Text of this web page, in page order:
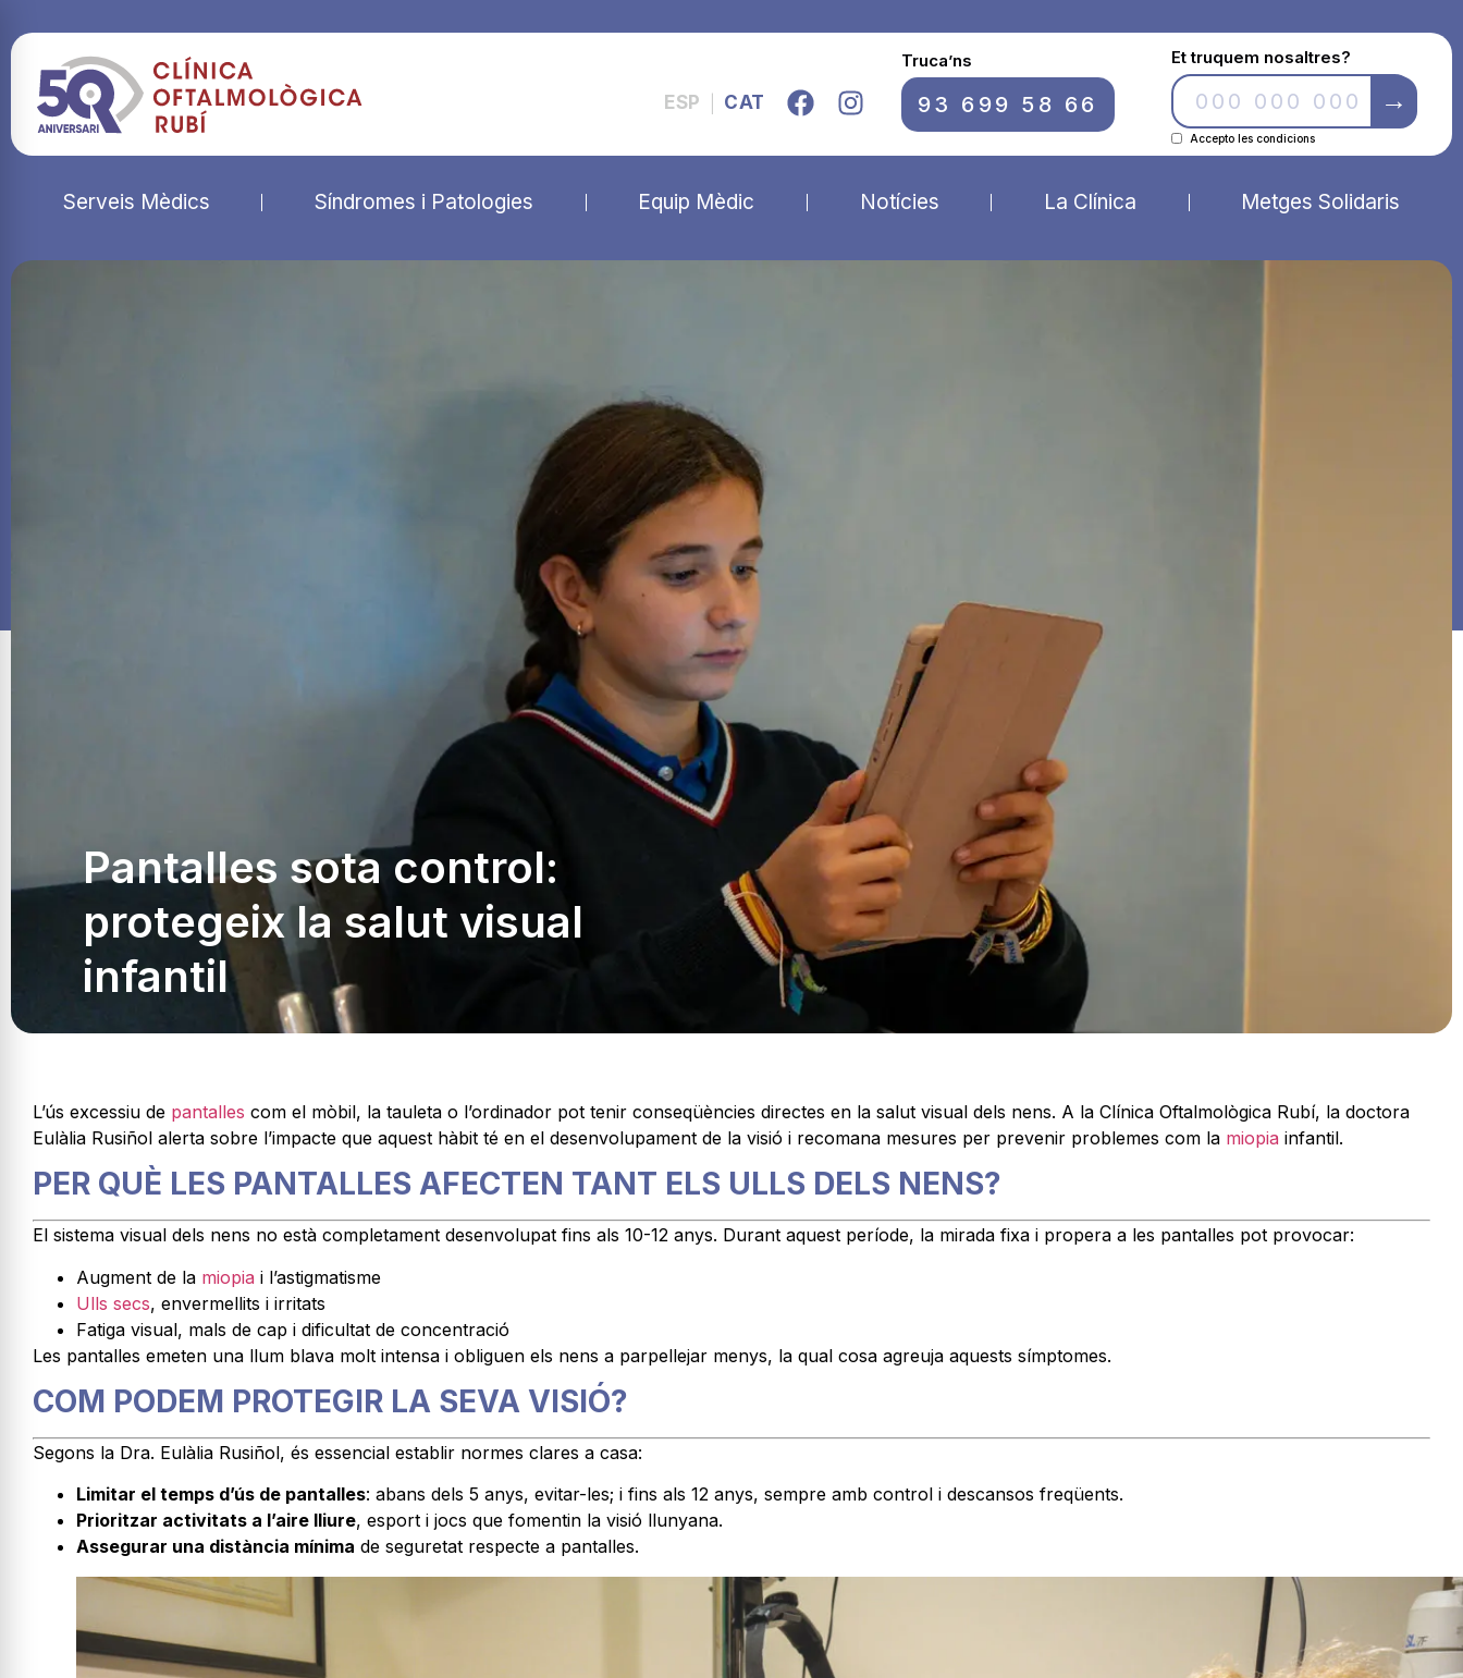
ESP CAT
Truca’ns
93 699 58 66
Et truquem nosaltres?
Accepto les condicions
Serveis Mèdics Síndromes i Patologies Equip Mèdic Notícies La Clínica Metges Solidaris
Pantalles sota control:
protegeix la salut visual
infantil
L’ús excessiu de pantalles com el mòbil, la tauleta o l’ordinador pot tenir conseqüències directes en la salut visual dels nens. A la Clínica Oftalmològica Rubí, la doctora
Eulàlia Rusiñol alerta sobre l’impacte que aquest hàbit té en el desenvolupament de la visió i recomana mesures per prevenir problemes com la miopia infantil.
PER QUÈ LES PANTALLES AFECTEN TANT ELS ULLS DELS NENS?
El sistema visual dels nens no està completament desenvolupat fins als 10-12 anys. Durant aquest període, la mirada fixa i propera a les pantalles pot provocar:
Augment de la miopia i l’astigmatisme
Ulls secs, envermellits i irritats
Fatiga visual, mals de cap i dificultat de concentració
Les pantalles emeten una llum blava molt intensa i obliguen els nens a parpellejar menys, la qual cosa agreuja aquests símptomes.
COM PODEM PROTEGIR LA SEVA VISIÓ?
Segons la Dra. Eulàlia Rusiñol, és essencial establir normes clares a casa:
Limitar el temps d’ús de pantalles: abans dels 5 anys, evitar-les; i fins als 12 anys, sempre amb control i descansos freqüents.
Prioritzar activitats a l’aire lliure, esport i jocs que fomentin la visió llunyana.
Assegurar una distància mínima de seguretat respecte a pantalles.